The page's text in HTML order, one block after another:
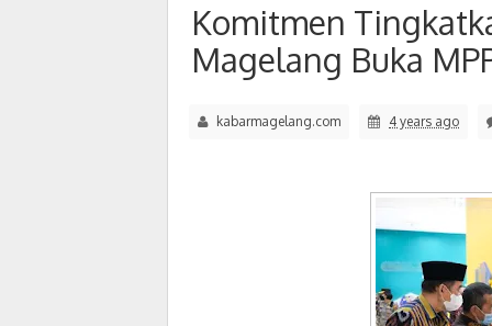
Komitmen
Magelang Buka
kabarmagelang.com 4 years ago